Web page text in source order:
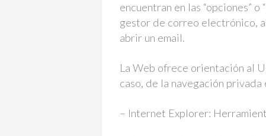
encuentran en las “opciones”
gestor de correo electrónico,
abrir un email.
La Web ofrece orientación al
caso, de la navegación
– Internet Explorer: